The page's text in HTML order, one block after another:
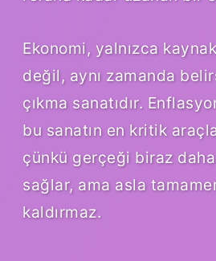
Ekonomi, yalnızca
değil, aynı zamanda
çıkma sanatıdır.
bu sanatın en kritik
çünkü gerçeği biraz
sağlar, ama asla
kaldırmaz.